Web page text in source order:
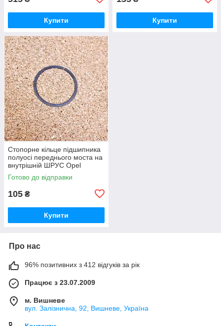
Купити Купити
Стопорне кільце підшипника
полуосі переднього моста на
внутрішній ШРУС Opel
Frontera Опель Фронтера
Готово до відправки
105 ₴
Купити
Про нас
96% позитивних з 412 відгуків за рік
Працює з 23.07.2009
м. Вишневе
вул. Залізнична, 92, Вишневе, Україна